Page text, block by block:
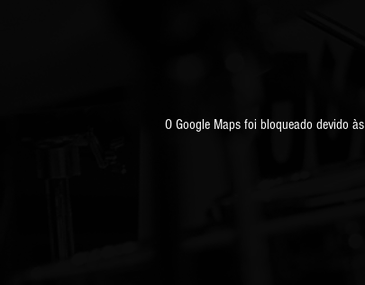
O Google Maps foi bloqueado devido